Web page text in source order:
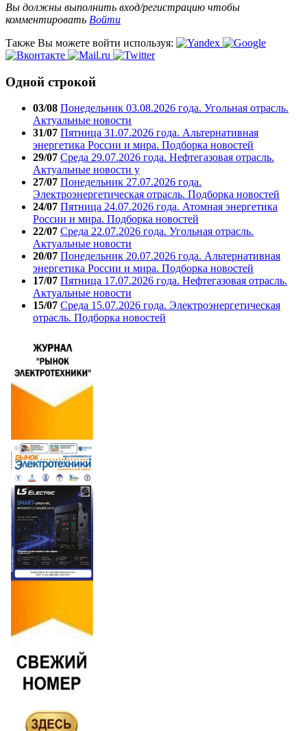
Вы должны выполнить вход/регистрацию чтобы
комментировать Войти
Также Вы можете войти используя:
Одной строкой
03/08 Понедельник 03.08.2026 года. Угольная отрасль.
Актуальные новости
31/07 Пятница 31.07.2026 года. Альтернативная
энергетика России и мира. Подборка новостей
29/07 Среда 29.07.2026 года. Нефтегазовая отрасль.
Актуальные новости у
27/07 Понедельник 27.07.2026 года.
Электроэнергетическая отрасль. Подборка новостей
24/07 Пятница 24.07.2026 года. Атомная энергетика
России и мира. Подборка новостей
22/07 Среда 22.07.2026 года. Угольная отрасль.
Актуальные новости
20/07 Понедельник 20.07.2026 года. Альтернативная
энергетика России и мира. Подборка новостей
17/07 Пятница 17.07.2026 года. Нефтегазовая отрасль.
Актуальные новости
15/07 Среда 15.07.2026 года. Электроэнергетическая
отрасль. Подборка новостей